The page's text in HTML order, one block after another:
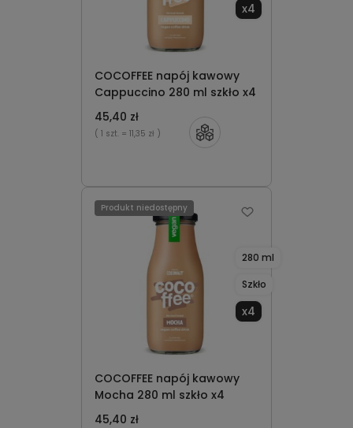
COCOFFEE napój kawowy
Cappuccino 280 ml szkło x4
x4
45,40 zł
( 1 szt. = 11,35 zł )
COCOFFEE napój kawowy
Mocha 280 ml szkło x4
280 ml
Szkło
x4
45,40 zł
Produkt niedostępny